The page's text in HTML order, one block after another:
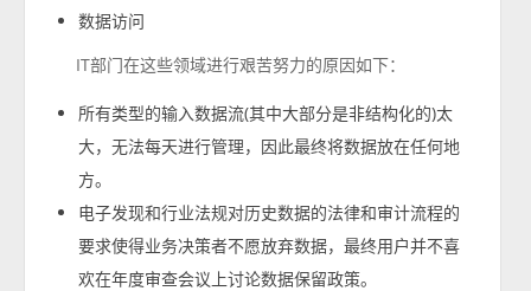
数据访问
IT部门在这些领域进行艰苦努力的原因如下：
所有类型的输入数据流(其中大部分是非结构化的)太
大，无法每天进行管理，因此最终将数据放在任何地
方。
电子发现和行业法规对历史数据的法律和审计流程的
要求使得业务决策者不愿放弃数据，最终用户并不喜
欢在年度审查会议上讨论数据保留政策。